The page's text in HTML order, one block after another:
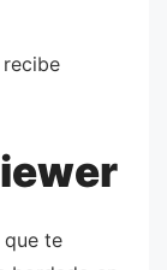
que te